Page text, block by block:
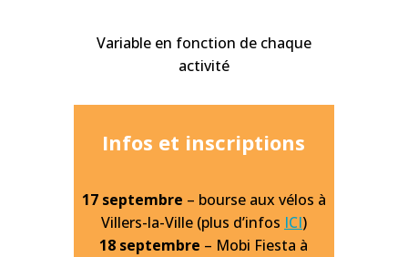
Variable en fonction de chaque
activité
Infos et inscriptions
17 septembre – bourse aux vélos à
Villers-la-Ville (plus d’infos ICI)
18 septembre – Mobi Fiesta à